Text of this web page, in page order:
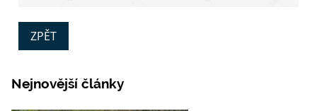
ZPĚT
Nejnovější články